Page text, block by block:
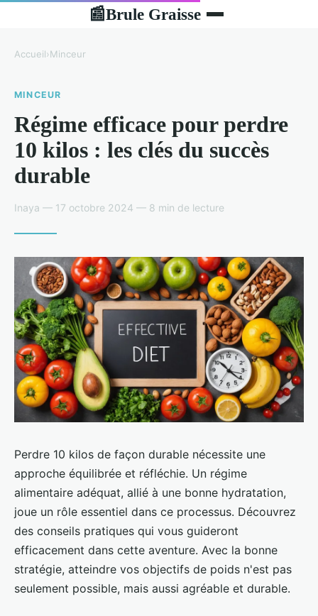
📰Brule Graisse
Accueil›Minceur
MINCEUR
Régime efficace pour perdre
10 kilos : les clés du succès
durable
Inaya — 17 octobre 2024 — 8 min de lecture
Perdre 10 kilos de façon durable nécessite une
approche équilibrée et réfléchie. Un régime
alimentaire adéquat, allié à une bonne hydratation,
joue un rôle essentiel dans ce processus. Découvrez
des conseils pratiques qui vous guideront
efficacement dans cette aventure. Avec la bonne
stratégie, atteindre vos objectifs de poids n'est pas
seulement possible, mais aussi agréable et durable.